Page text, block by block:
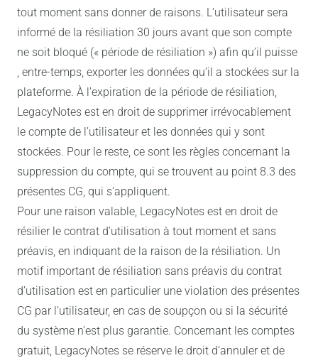
tout moment sans donner de raisons. L’utilisateur sera
informé de la résiliation 30 jours avant que son compte
ne soit bloqué (« période de résiliation ») afin qu’il puisse
, entre-temps, exporter les données qu’il a stockées sur la
plateforme. À l’expiration de la période de résiliation,
LegacyNotes est en droit de supprimer irrévocablement
le compte de l’utilisateur et les données qui y sont
stockées. Pour le reste, ce sont les règles concernant la
suppression du compte, qui se trouvent au point 8.3 des
présentes CG, qui s’appliquent.
Pour une raison valable, LegacyNotes est en droit de
résilier le contrat d’utilisation à tout moment et sans
préavis, en indiquant de la raison de la résiliation. Un
motif important de résiliation sans préavis du contrat
d’utilisation est en particulier une violation des présentes
CG par l’utilisateur, en cas de soupçon ou si la sécurité
du système n’est plus garantie. Concernant les comptes
gratuit, LegacyNotes se réserve le droit d’annuler et de